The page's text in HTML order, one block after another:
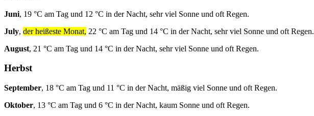
Juni, 19 °C am Tag und 12 °C in der Nacht, sehr viel Sonne und oft Regen.
July, der heißeste Monat, 22 °C am Tag und 14 °C in der Nacht, sehr viel Sonne und oft Regen.
August, 21 °C am Tag und 14 °C in der Nacht, sehr viel Sonne und oft Regen.
Herbst
September, 18 °C am Tag und 11 °C in der Nacht, mäßig viel Sonne und oft Regen.
Oktober, 13 °C am Tag und 6 °C in der Nacht, kaum Sonne und oft Regen.